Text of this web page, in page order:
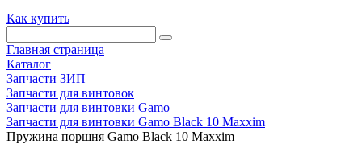
Как купить
Главная страница
Каталог
Запчасти ЗИП
Запчасти для винтовок
Запчасти для винтовки Gamo
Запчасти для винтовки Gamo Black 10 Maxxim
Пружина поршня Gamo Black 10 Maxxim